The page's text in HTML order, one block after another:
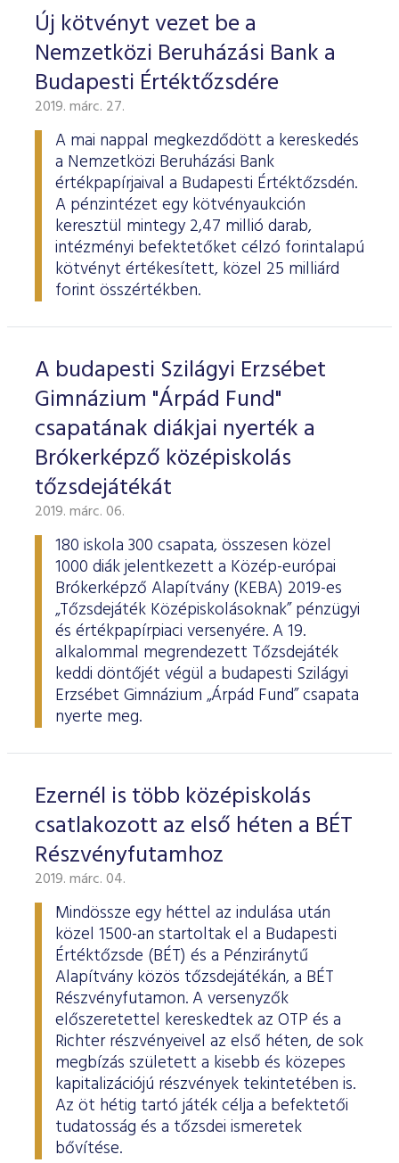
Új kötvényt vezet be a
Nemzetközi Beruházási Bank a
Budapesti Értéktőzsdére
2019. márc. 27.
A mai nappal megkezdődött a kereskedés
a Nemzetközi Beruházási Bank
értékpapírjaival a Budapesti Értéktőzsdén.
A pénzintézet egy kötvényaukción
keresztül mintegy 2,47 millió darab,
intézményi befektetőket célzó forintalapú
kötvényt értékesített, közel 25 milliárd
forint összértékben.
A budapesti Szilágyi Erzsébet
Gimnázium "Árpád Fund"
csapatának diákjai nyerték a
Brókerképző középiskolás
tőzsdejátékát
2019. márc. 06.
180 iskola 300 csapata, összesen közel
1000 diák jelentkezett a Közép-európai
Brókerképző Alapítvány (KEBA) 2019-es
„Tőzsdejáték Középiskolásoknak” pénzügyi
és értékpapírpiaci versenyére. A 19.
alkalommal megrendezett Tőzsdejáték
keddi döntőjét végül a budapesti Szilágyi
Erzsébet Gimnázium „Árpád Fund” csapata
nyerte meg.
Ezernél is több középiskolás
csatlakozott az első héten a BÉT
Részvényfutamhoz
2019. márc. 04.
Mindössze egy héttel az indulása után
közel 1500-an startoltak el a Budapesti
Értéktőzsde (BÉT) és a Pénziránytű
Alapítvány közös tőzsdejátékán, a BÉT
Részvényfutamon. A versenyzők
előszeretettel kereskedtek az OTP és a
Richter részvényeivel az első héten, de sok
megbízás született a kisebb és közepes
kapitalizációjú részvények tekintetében is.
Az öt hétig tartó játék célja a befektetői
tudatosság és a tőzsdei ismeretek
bővítése.